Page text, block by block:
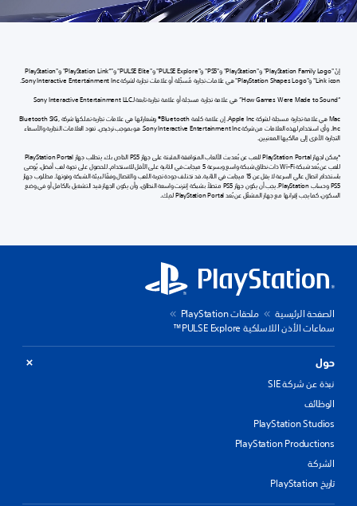
إنّ "PlayStation Family Logo" و"PlayStation" و"PS5" و"PULSE Explore" و"PULSE Elite" و"“PlayStation Link" و"PlayStation
Link icon" و"PlayStation Shapes Logo" هي علامات تجارية مُسجّلة أو علامات تجارية لشركة Sony Interactive Entertainment Inc.
“How Games Were Made to Sound” هي علامة تجارية مسجلة أو علامة تجارية تابعة لـSony Interactive Entertainment LLC
Mac هي علامة تجارية مسجلة لشركة Apple Inc. إن علامة كلمة Bluetooth® وشعاراتها هي علامات تجارية تملكها شركة Bluetooth SIG,
Inc. وأي استخدام لهذه العلامات من شركة Sony Interactive Entertainment Inc. هو بموجب ترخيص. تعود العلامات التجارية والأسماء
التجارية الأخرى إلى مالكيها المعنيين.
*يمكن لجهاز PlayStation Portal للعب عن بُعد بث الألعاب المتوافقة المثبتة على جهاز PS5 الخاص بك. يتطلب جهاز PlayStation Portal
للعب عن بُعد شبكة Wi-Fi ذات نطاق شبكة واسع وبسرعة 5 ميجابت في الثانية على الأقل للاستخدام. للحصول على تجربة لعب أفضل، يُوصى
باستخدام اتصال عالي السرعة لا يقل عن 15 ميجابت في الثانية. قد تختلف جودة تجربة اللعب والاتصال وفقًا لبيئة الشبكة وقوتها. مطلوب جهاز
PS5 وحساب PlayStation. يجب أن يكون جهاز PS5 متصلاً بشبكة إنترنت واسعة النطاق، وأن يكون الجهاز قيد التشغيل بالكامل أو في وضع
السكون، كما يجب إقرانها مع جهاز المشغّل عن بُعد PlayStation Portal لديك.
الصفحة الرئيسية
ملحقات PlayStation
سماعات الأذن اللاسلكية PULSE Explore™
حول
نبذة عن شركة SIE
الوظائف
PlayStation Studios
PlayStation Productions
الشركة
تاريخ PlayStation